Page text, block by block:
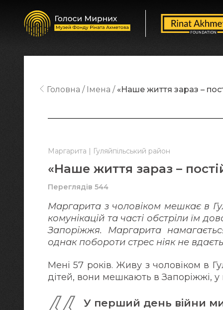
Маргарита | Гуляйпільський район
«Наше життя зараз –
Переглядів 544
Маргарита з чоловіком мешкає в
комунікацій та часті обстріли їм
Запоріжжя. Маргарита
однак побороти стрес ніяк не
Мені 57 років. Живу з чоловіком в
дітей, вони мешкають в Запоріжжі, у
У перший день війни
Головна Імена «Наше життя зараз –